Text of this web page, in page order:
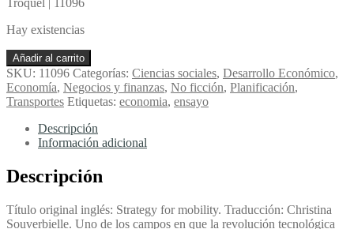
Troquel | 11096
Hay existencias
La
Planificación
De
Los
Transportes
Owen,
cantidad
Añadir al carrito
SKU: 11096 Categorías: Ciencias sociales, Desarrollo Económico,
Economía, Negocios y finanzas, No ficción, Planificación,
Transportes Etiquetas: economia, ensayo
Descripción
Información adicional
Descripción
Título original inglés: Strategy for mobility. Traducción: Christina
Souverbielle. Uno de los campos en que la revolución tecnológica